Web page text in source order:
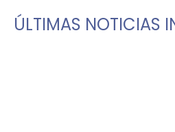
ÚLTIMAS NOTICIAS